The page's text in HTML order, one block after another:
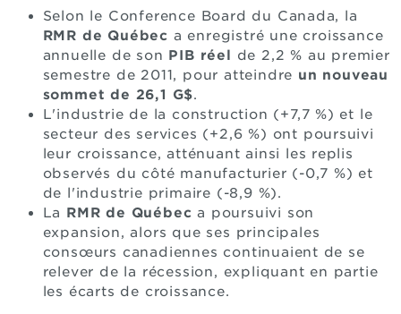
Selon le Conference Board du Canada, la
RMR de Québec a enregistré une croissance
annuelle de son PIB réel de 2,2 % au premier
semestre de 2011, pour atteindre un nouveau
sommet de 26,1 G$.
L'industrie de la construction (+7,7 %) et le
secteur des services (+2,6 %) ont poursuivi
leur croissance, atténuant ainsi les replis
observés du côté manufacturier (-0,7 %) et
de l'industrie primaire (-8,9 %).
La RMR de Québec a poursuivi son
expansion, alors que ses principales
consœurs canadiennes continuaient de se
relever de la récession, expliquant en partie
les écarts de croissance.